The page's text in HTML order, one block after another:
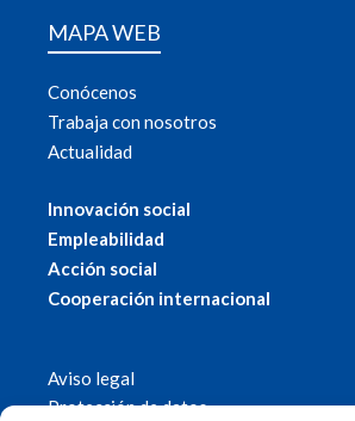
MAPA WEB
Conócenos
Trabaja con nosotros
Actualidad
Innovación social
Empleabilidad
Acción social
Cooperación internacional
Aviso legal
Protección de datos